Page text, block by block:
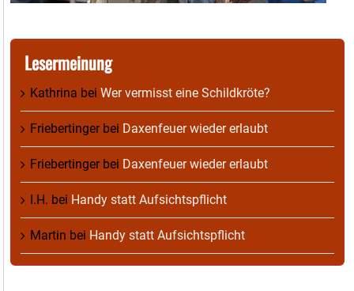
Lesermeinung
Kathrina bei Wer vermisst eine Schildkröte?
Friebertingerbei Daxenfeuer wieder erlaubt
Friebertingerbei Daxenfeuer wieder erlaubt
I.H. bei Handy statt Aufsichtspflicht
Martin bei Handy statt Aufsichtspflicht